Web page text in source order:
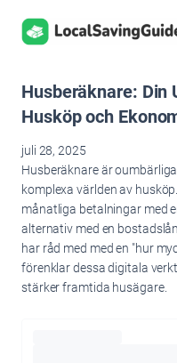
Hoppa
Husberäknare: Din
Husköp och
juli 28, 2025
Husberäknare är
komplexa världen av
månatliga betalningar med
alternativ med en
har råd med med en "hur
förenklar dessa digitala
stärker framtida husägare.